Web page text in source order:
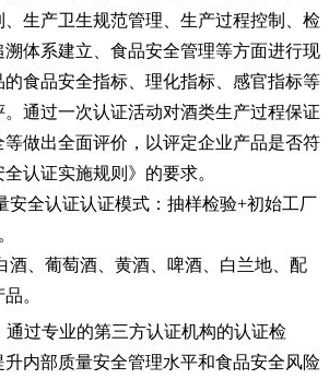
生产卫生规范管理、生产过程控制、检
体系建立、食品安全管理等方面进行现
食品安全指标、理化指标、感官指标等
通过一次认证活动对酒类生产过程保证
做出全面评价，以评定企业产品是否符
认证实施规则》的要求。
全认证认证模式：抽样检验+初始工厂
、葡萄酒、黄酒、啤酒、白兰地、配
。
通过专业的第三方认证机构的认证检
内部质量安全管理水平和食品安全风险